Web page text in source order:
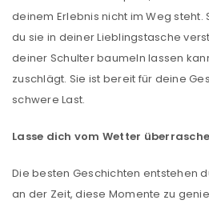
deinem Erlebnis nicht im Weg steht.
du sie in deiner Lieblingstasche
deiner Schulter baumeln lassen
zuschlägt. Sie ist bereit für deine
schwere Last.
Lasse dich vom Wetter
Die besten Geschichten entstehen
an der Zeit, diese Momente zu